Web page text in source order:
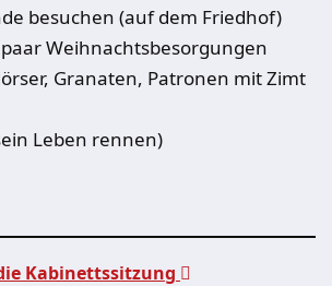
besuchen (auf dem Friedhof)
Weihnachtsbesorgungen
Granaten, Patronen mit Zimt
Leben rennen)
Kabinettssitzung